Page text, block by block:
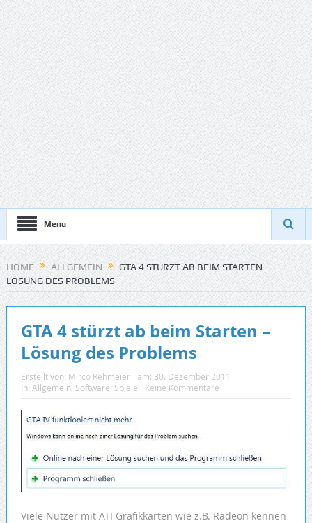
Menu
HOME ALLGEMEIN
GTA 4 STÜRZT AB BEIM STARTEN –
LÖSUNG DES PROBLEMS
GTA 4 stürzt ab beim Starten –
Lösung des Problems
Erstellt von: Mirco Rehmeier am: 30. Dezember 2011
In: Allgemein Software Spiele Keine Kommentare
Viele Nutzer mit ATI Grafikkarten wie z.B. Radeon kennen